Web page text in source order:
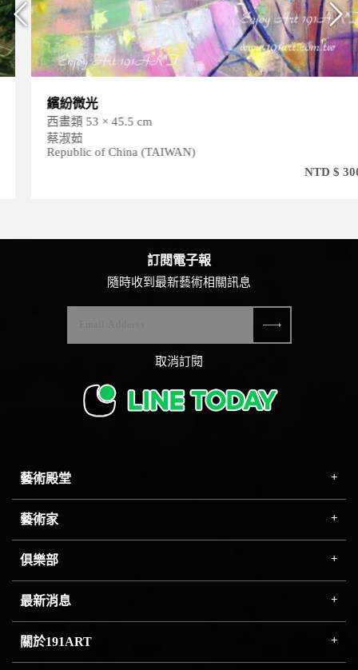
繽紛微光
西畫類 53 × 45.5 cm
蔡淑茹
Republic of China (TAIWAN)
NTD $ 30000
藝術殿堂
藝術家
俱樂部
最新消息
關於191ART
訂閱電子報
隨時收到最新藝術相關訊息
取消訂閱